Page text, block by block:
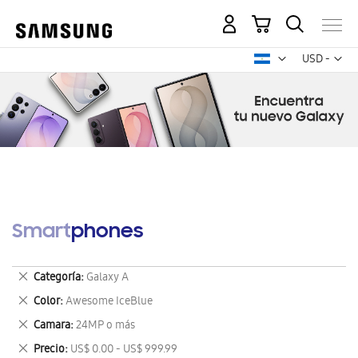
USD -
dólar
Mi carrito
Smartphones
Categoría Galaxy A
Eliminar
este
artículo
Color Awesome IceBlue
Eliminar
este
artículo
Camara 24MP o más
Eliminar
este
Precio US$ 0.00 - US$ 999.99
Eliminar